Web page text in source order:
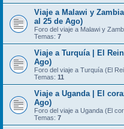
Viaje a Malawi y
al 25 de Ago)
Foro del viaje a Malawi y
Temas: 7
Viaje a Turquía | El
Ago)
Foro del viaje a Turquía (El
Temas: 11
Viaje a Uganda | El
Ago)
Foro del viaje a Uganda (El
Temas: 7